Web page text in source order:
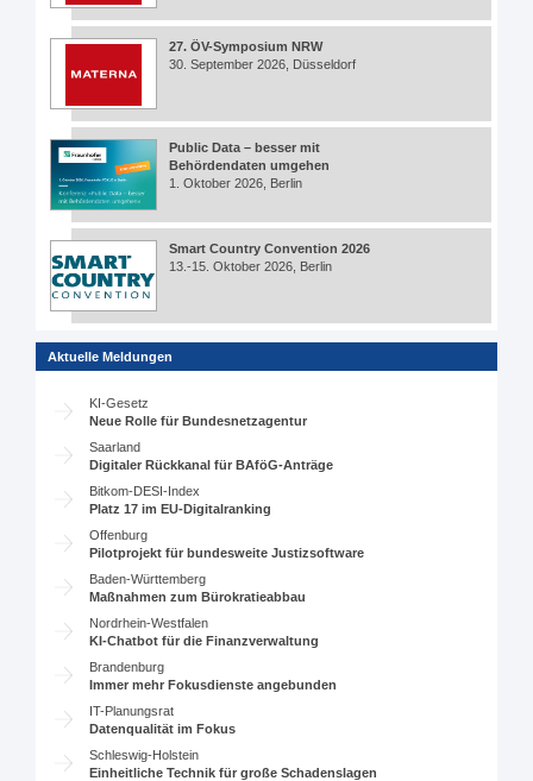
27. ÖV-Symposium NRW
30. September 2026, Düsseldorf
Public Data – besser mit
Behördendaten umgehen
1. Oktober 2026, Berlin
Smart Country Convention 2026
13.-15. Oktober 2026, Berlin
Aktuelle Meldungen
KI-Gesetz
Neue Rolle für Bundesnetzagentur
Saarland
Digitaler Rückkanal für BAföG-Anträge
Bitkom-DESI-Index
Platz 17 im EU-Digitalranking
Offenburg
Pilotprojekt für bundesweite Justizsoftware
Baden-Württemberg
Maßnahmen zum Bürokratieabbau
Nordrhein-Westfalen
KI-Chatbot für die Finanzverwaltung
Brandenburg
Immer mehr Fokusdienste angebunden
IT-Planungsrat
Datenqualität im Fokus
Schleswig-Holstein
Einheitliche Technik für große Schadenslagen